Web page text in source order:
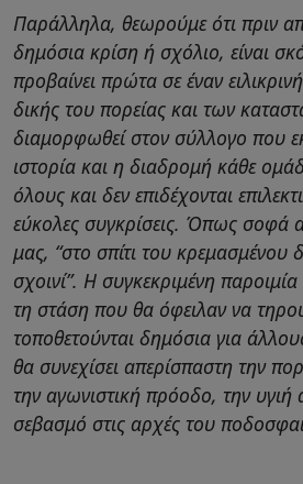
Παράλληλα, θεωρούμε ότι πριν
δημόσια κρίση ή σχόλιο, είναι
προβαίνει πρώτα σε έναν
δικής του πορείας και των
διαμορφωθεί στον σύλλογο που
ιστορία και η διαδρομή κάθε
όλους και δεν επιδέχονται
εύκολες συγκρίσεις. Όπως σοφά
μας, “στο σπίτι του κρεμασμένου
σχοινί”. Η συγκεκριμένη
τη στάση που θα όφειλαν να
τοποθετούνται δημόσια για
θα συνεχίσει απερίσπαστη την
την αγωνιστική πρόοδο, την υγιή
σεβασμό στις αρχές του